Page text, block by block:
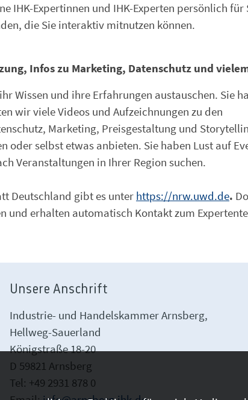
IHK-Expertinnen und IHK-Experten persönlich für
die Sie interaktiv mitnutzen können.
Infos zu Marketing, Datenschutz und
Wissen und ihre Erfahrungen austauschen. Sie
wir viele Videos und Aufzeichnungen zu den
Marketing, Preisgestaltung und
oder selbst etwas anbieten. Sie haben Lust auf
Veranstaltungen in Ihrer Region suchen.
Deutschland gibt es unter https://nrw.uwd.de.
und erhalten automatisch Kontakt zum
Unsere Anschrift
Industrie- und Handelskammer Arnsberg,
Hellweg-Sauerland
Königstraße 18-20
D 59821 Arnsberg
Tel: +49 2931 878 0